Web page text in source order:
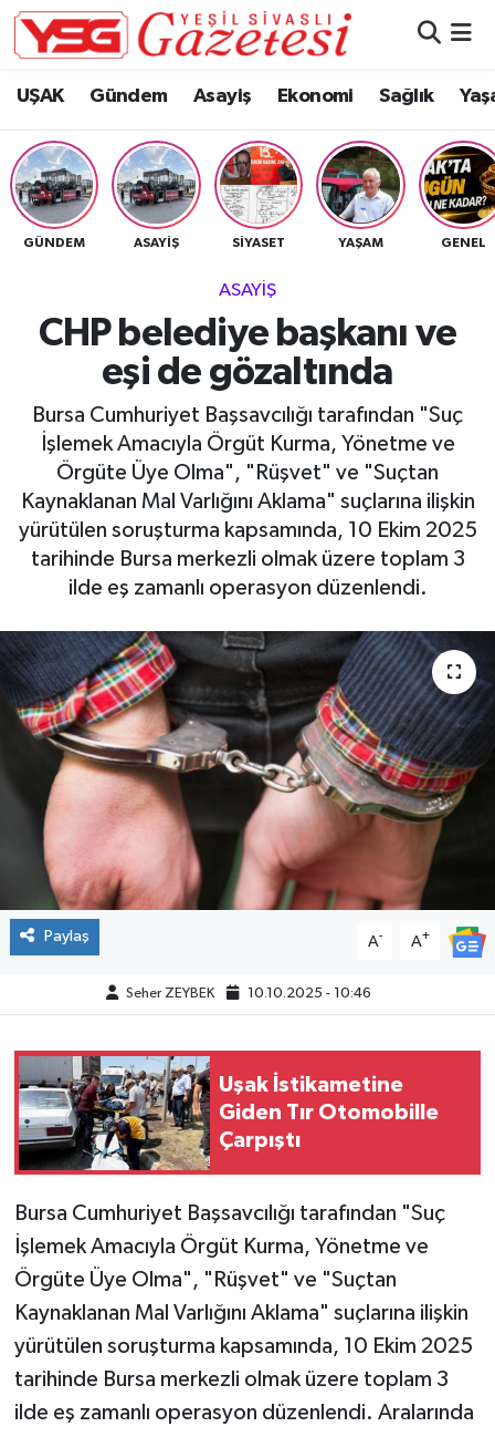
UŞAK Gündem Asayiş Ekonomi Sağlık
GÜNDEM ASAYIŞ SIYASET YAŞAM GENEL
ASAYIŞ
CHP belediye başkanı ve
eşi de gözaltında
Bursa Cumhuriyet Başsavcılığı tarafından "Suç
İşlemek Amacıyla Örgüt Kurma, Yönetme ve
Örgüte Üye Olma", "Rüşvet" ve "Suçtan
Kaynaklanan Mal Varlığını Aklama" suçlarına ilişkin
yürütülen soruşturma kapsamında, 10 Ekim 2025
tarihinde Bursa merkezli olmak üzere toplam 3
ilde eş zamanlı operasyon düzenlendi.
Paylaş A- A+
Seher ZEYBEK 10.10.2025 - 10:46
Uşak İstikametine
Giden Tır Otomobille
Çarpıştı
Bursa Cumhuriyet Başsavcılığı tarafından "Suç
İşlemek Amacıyla Örgüt Kurma, Yönetme ve
Örgüte Üye Olma", "Rüşvet" ve "Suçtan
Kaynaklanan Mal Varlığını Aklama" suçlarına ilişkin
yürütülen soruşturma kapsamında, 10 Ekim 2025
tarihinde Bursa merkezli olmak üzere toplam 3
ilde eş zamanlı operasyon düzenlendi. Aralarında
Hava Durumu
Namaz Vakitleri
Trafik Durumu
Tüm Manşetler
Son Dakika Haberleri
Haber Arşivi